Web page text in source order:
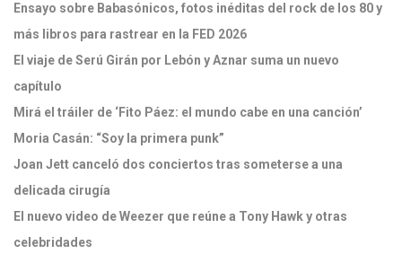
Ensayo sobre Babasónicos, fotos inéditas del rock de los 80 y
más libros para rastrear en la FED 2026
El viaje de Serú Girán por Lebón y Aznar suma un nuevo
capítulo
Mirá el tráiler de ‘Fito Páez: el mundo cabe en una canción’
Moria Casán: “Soy la primera punk”
Joan Jett canceló dos conciertos tras someterse a una
delicada cirugía
El nuevo video de Weezer que reúne a Tony Hawk y otras
celebridades